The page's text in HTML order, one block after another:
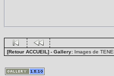
[Retour ACCUEIL] - Gallery: Images de